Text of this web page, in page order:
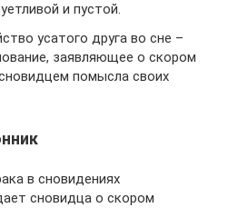
и пустой.
усатого друга во сне –
заявляющее о скором
помысла своих
в сновидениях
сновидца о скором